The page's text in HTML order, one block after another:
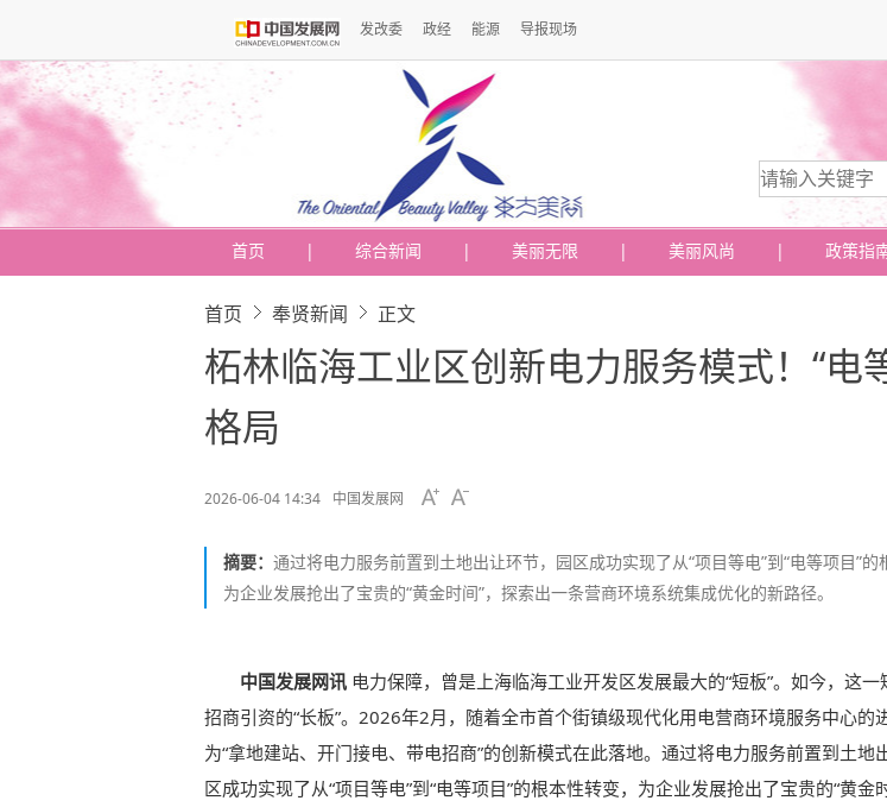
发改委 政经 能源 导报现场
首页 | 综合新闻 | 美丽无限 | 美丽风尚 | 政策指
首页 奉贤新闻 正文
柘林临海工业区创新电力服务模式！“电
格局
2026-06-04 14:34 中国发展网
摘要： 通过将电力服务前置到土地出让环节，园区成功实现了从“项目等电”到“电等项目”的
为企业发展抢出了宝贵的“黄金时间”，探索出一条营商环境系统集成优化的新路径。
中国发展网讯 电力保障，曾是上海临海工业开发区发展最大的“短板”。如今，这一
招商引资的“长板”。2026年2月，随着全市首个街镇级现代化用电营商环境服务中心的
为“拿地建站、开门接电、带电招商”的创新模式在此落地。通过将电力服务前置到土地
区成功实现了从“项目等电”到“电等项目”的根本性转变，为企业发展抢出了宝贵的“黄金